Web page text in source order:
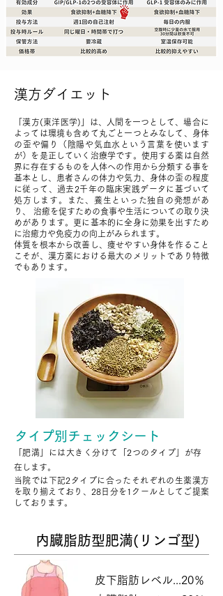
漢方ダイエット
「漢方(東洋医学)」は、人間を一つとして、場合に
よっては環境も含めて丸ごと一つとみなして、身体
の歪や偏り（陰陽や気血水という言葉を使います
が）を是正していく治療学です。使用する薬は自然
界に存在するものを人体への作用から分類する事を
基本とし、患者さんの体力や気力、身体の歪の程度
に従って、過去2千年の臨床実践データに基づいて
処方します。また、養生といった独自の発想があ
り、 治癒を促すための食事や生活についての取り決
めがあります。更に基本的に全身に効果を出すため
に治癒力や免疫力の向上がみられます。
体質を根本から改善し、痩せやすい身体を作ること
こそが、漢方薬における最大のメリットであり特徴
でもあります。
タイプ別チェックシート
「肥満」には大きく分けて「2つのタイプ」が存
在します。
当院では下記2タイプに合ったそれぞれの生薬漢方
を取り揃えており、28日分を1クールとしてご提案
しております。
内臓脂肪型肥満(リンゴ型)
皮下脂肪レベル...20％